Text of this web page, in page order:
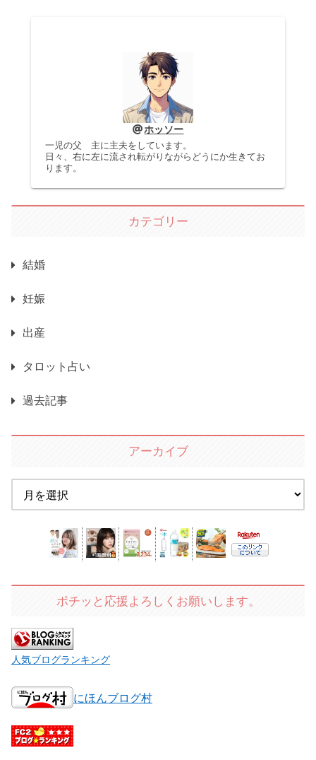
ホッソー
一児の父 主に主夫をしています。
日々、右に左に流され転がりながらどうにか生きてお
ります。
カテゴリー
結婚
妊娠
出産
タロット占い
過去記事
アーカイブ
ポチッと応援よろしくお願いします。
人気ブログランキング
にほんブログ村